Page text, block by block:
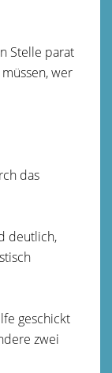
Stelle parat
wer
das
deutlich,
geschickt
zwei